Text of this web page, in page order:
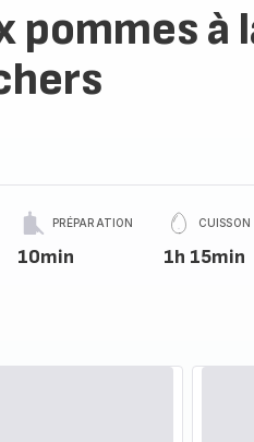
pommes à
PRÉPARATION
10min
CUISSON
1h 15min